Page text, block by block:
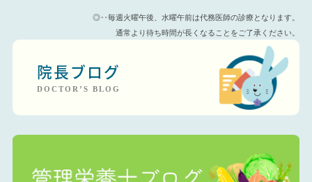
◎‥毎週火曜午後、水曜午前は代務医師の診療となります。
通常より待ち時間が長くなることをご了承ください。
院長ブログ
DOCTOR’S BLOG